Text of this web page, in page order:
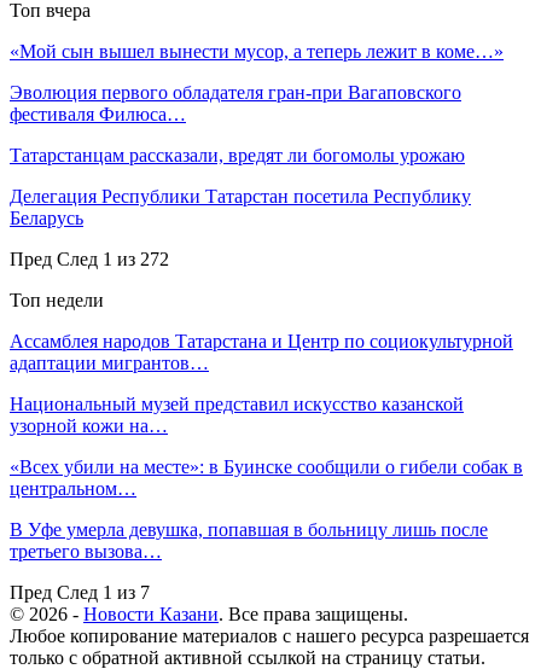
Топ вчера
«Мой сын вышел вынести мусор, а теперь лежит в коме…»
Эволюция первого обладателя гран-при Вагаповского
фестиваля Филюса…
Татарстанцам рассказали, вредят ли богомолы урожаю
Делегация Республики Татарстан посетила Республику
Беларусь
Пред След 1 из 272
Топ недели
Ассамблея народов Татарстана и Центр по социокультурной
адаптации мигрантов…
Национальный музей представил искусство казанской
узорной кожи на…
«Всех убили на месте»: в Буинске сообщили о гибели собак в
центральном…
В Уфе умерла девушка, попавшая в больницу лишь после
третьего вызова…
Пред След 1 из 7
© 2026 - Новости Казани. Все права защищены.
Любое копирование материалов с нашего ресурса разрешается
только с обратной активной ссылкой на страницу статьи.